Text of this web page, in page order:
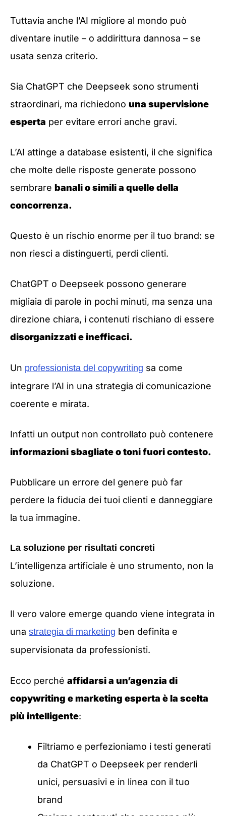
Tuttavia anche l’AI migliore al mondo può
diventare inutile – o addirittura dannosa – se
usata senza criterio.
Sia ChatGPT che Deepseek sono strumenti
straordinari, ma richiedono una supervisione
esperta per evitare errori anche gravi.
L’AI attinge a database esistenti, il che significa
che molte delle risposte generate possono
sembrare banali o simili a quelle della
concorrenza.
Questo è un rischio enorme per il tuo brand: se
non riesci a distinguerti, perdi clienti.
ChatGPT o Deepseek possono generare
migliaia di parole in pochi minuti, ma senza una
direzione chiara, i contenuti rischiano di essere
disorganizzati e inefficaci.
Un professionista del copywriting sa come
integrare l’AI in una strategia di comunicazione
coerente e mirata.
Infatti un output non controllato può contenere
informazioni sbagliate o toni fuori contesto.
Pubblicare un errore del genere può far
perdere la fiducia dei tuoi clienti e danneggiare
la tua immagine.
La soluzione per risultati concreti
L’intelligenza artificiale è uno strumento, non la
soluzione.
Il vero valore emerge quando viene integrata in
una strategia di marketing ben definita e
supervisionata da professionisti.
Ecco perché affidarsi a un’agenzia di
copywriting e marketing esperta è la scelta
più intelligente:
Filtriamo e perfezioniamo i testi generati
da ChatGPT o Deepseek per renderli
unici, persuasivi e in linea con il tuo
brand